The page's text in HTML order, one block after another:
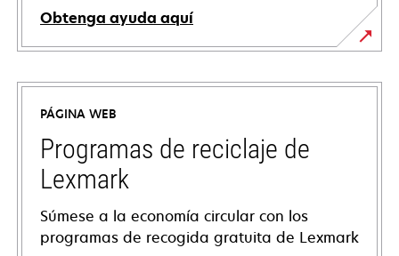
Obtenga ayuda aquí
se
abre
una
pestaña
nueva
PÁGINA WEB
Programas de reciclaje de
Lexmark
Súmese a la economía circular con los
programas de recogida gratuita de Lexmark